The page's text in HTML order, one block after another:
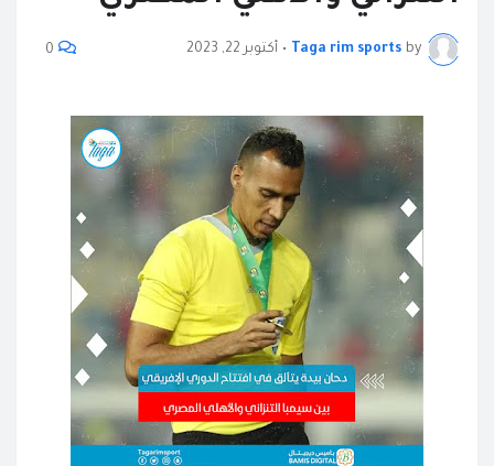
by
Taga rim sports
• أكتوبر 22, 2023 0